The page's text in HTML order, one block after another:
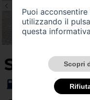
SU
Alimentazione -
Puoi
utilizzando il
questa
Scopri